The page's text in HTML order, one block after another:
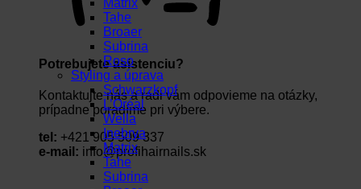
Potrebujete asistenciu?
Kontaktujte nás a radi vám odpovieme na otázky,
prípadne poradíme pri výbere.
tel: +421 905 509 337
e-mail: info@profihairnails.sk
Matrix
Tahe
Broaer
Subrina
Roso
Styling a úprava
Schwarzkopf
L’Oréal
Wella
Inebrya
Matrix
Tahe
Subrina